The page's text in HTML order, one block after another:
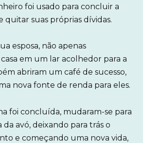
foi usado para concluir a
quitar suas próprias dívidas.
esposa, não apenas
em um lar acolhedor para a
abriram um café de sucesso,
nova fonte de renda para eles.
foi concluída, mudaram-se para
da avó, deixando para trás o
e começando uma nova vida,